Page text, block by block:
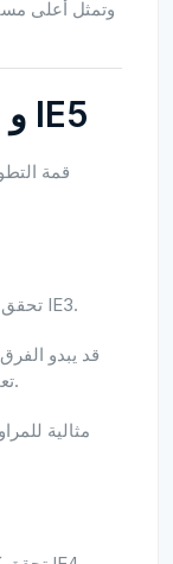
2. مزايا محركات IE4 و IE5
تحقق مقارنة بمحركات IE3.
قد يبدو
تعمل لساعات طويلة، يكون التوفير كبيرًا جدًا.
مثالية